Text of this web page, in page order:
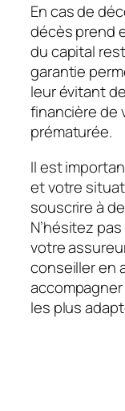
En cas de
décès prend
du capital
garantie
leur évitant
financière de
prématurée.
Il est
et votre
souscrire à
N’hésitez
votre
conseiller en
les plus